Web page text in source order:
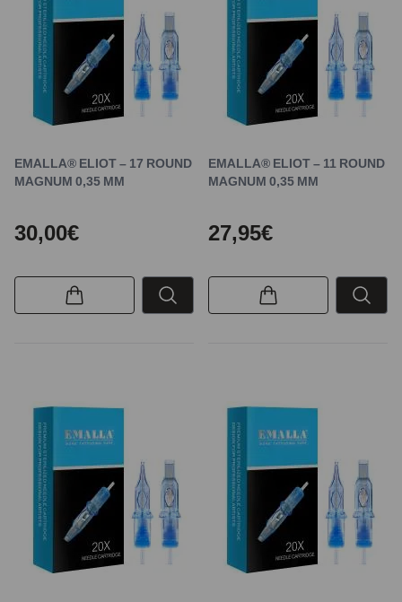
EMALLA® ELIOT – 17 ROUND
MAGNUM 0,35 MM
30,00€
EMALLA® ELIOT – 11 ROUND
MAGNUM 0,35 MM
27,95€